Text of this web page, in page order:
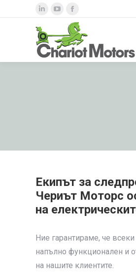
page
opens
in
YouTube
page
opens
in
Facebook
page
opens
in
Екипът за
Чериът Моторс
на
Ние гарантираме, че
напълно функционален и
на нашите клиентите.